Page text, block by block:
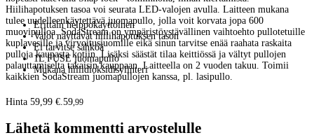
Hiilihapotuksen tasoa voi seurata LED-valojen avulla. Laitteen mukana
tulee uudelleenkäytettävä juomapullo, jolla voit korvata jopa 600
muovipulloa. SodaStream on ympäristöystävällinen vaihtoehto pullotetuille
kuplavesille ja virvoitusjuomille eikä sinun tarvitse enää raahata raskaita
pulloja kaupasta kotiin. Lisäksi säästät tilaa keittiössä ja vältyt pullojen
palauttamiselta takaisin kauppaan. Laitteella on 2 vuoden takuu. Toimii
kaikkien SodaStream juomapullojen kanssa, pl. lasipullo.
Erittäin helppokäyttöinen
Valot näyttävät hiilihapotuksen tason
Ei tarvitse sähköä
1L FUSE juomapullo
Mukana hiilidioksidisylinteri
Hinta 59,99 €. 59,99
Lähetä kommentti arvostelulle